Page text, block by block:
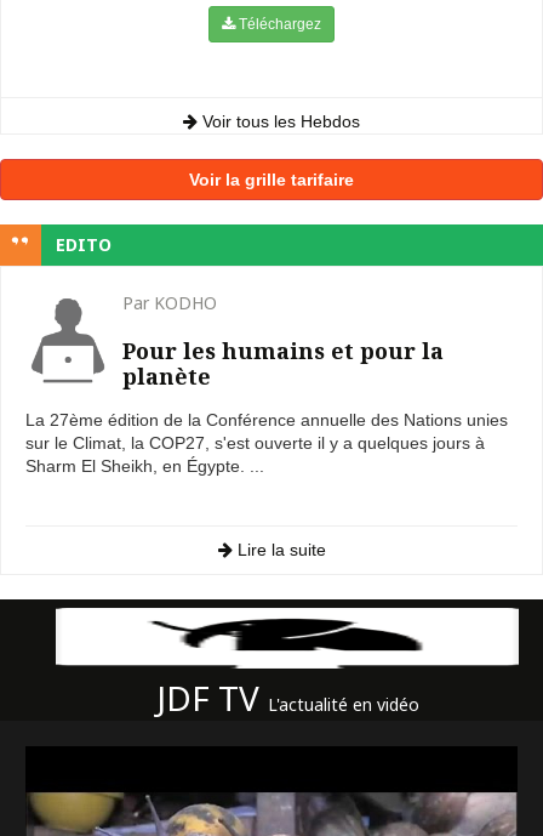
Téléchargez
Voir tous les Hebdos
Voir la grille tarifaire
EDITO
Par KODHO
Pour les humains et pour la
planète
La 27ème édition de la Conférence annuelle des Nations unies
sur le Climat, la COP27, s'est ouverte il y a quelques jours à
Sharm El Sheikh, en Égypte. ...
Lire la suite
JDF TV L'actualité en vidéo